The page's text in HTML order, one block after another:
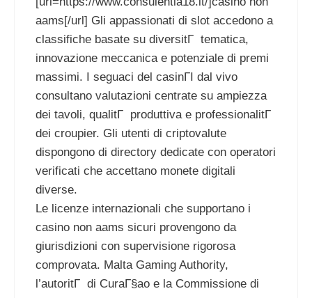
aams[/url] Gli appassionati di slot accedono a
classifiche basate su diversitГ tematica,
innovazione meccanica e potenziale di premi
massimi. I seguaci del casinГІ dal vivo
consultano valutazioni centrate su ampiezza
dei tavoli, qualitГ produttiva e professionalitГ
dei croupier. Gli utenti di criptovalute
dispongono di directory dedicate con operatori
verificati che accettano monete digitali
diverse.
Le licenze internazionali che supportano i
casino non aams sicuri provengono da
giurisdizioni con supervisione rigorosa
comprovata. Malta Gaming Authority,
l’autoritГ di CuraГ§ao e la Commissione di